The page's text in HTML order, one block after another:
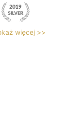
więcej >>